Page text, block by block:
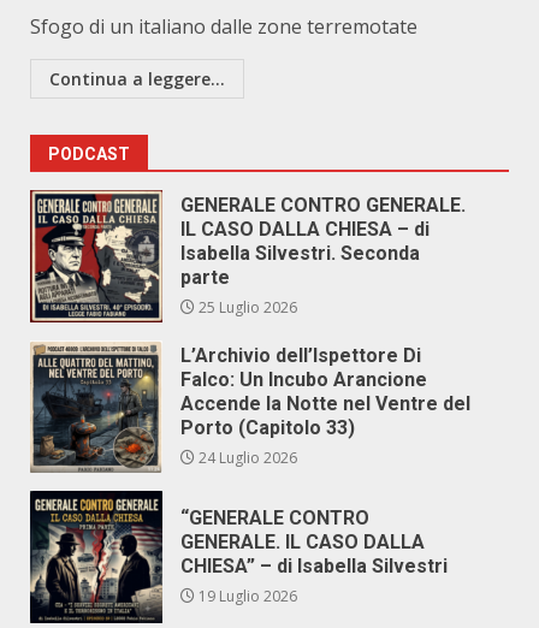
Sfogo di un italiano dalle zone terremotate
Continua a leggere...
PODCAST
GENERALE CONTRO GENERALE.
IL CASO DALLA CHIESA – di
Isabella Silvestri. Seconda
parte
25 Luglio 2026
L’Archivio dell’Ispettore Di
Falco: Un Incubo Arancione
Accende la Notte nel Ventre del
Porto (Capitolo 33)
24 Luglio 2026
“GENERALE CONTRO
GENERALE. IL CASO DALLA
CHIESA” – di Isabella Silvestri
19 Luglio 2026